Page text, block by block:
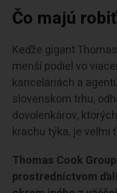
Čo majú
Keďže gigant
menší podiel vo
kanceláriách a
slovenskom trhu,
dovolenkárov,
krachu týka, je veľmi
Thomas Cook
prostredníctvom